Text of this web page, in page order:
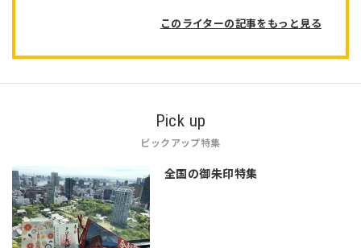
このライターの記事をもっと見る
Pick up
ピックアップ特集
全国の御朱印特集